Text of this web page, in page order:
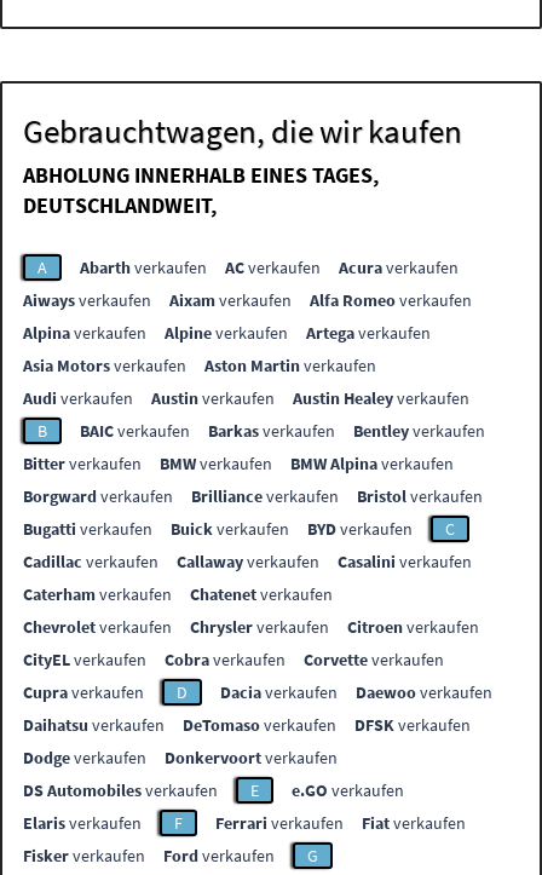
Gebrauchtwagen, die wir kaufen
ABHOLUNG INNERHALB EINES TAGES,
DEUTSCHLANDWEIT,
A Abarthverkaufen ACverkaufen Acuraverkaufen
Aiwaysverkaufen Aixamverkaufen Alfa Romeoverkaufen
Alpinaverkaufen Alpineverkaufen Artegaverkaufen
Asia Motorsverkaufen Aston Martinverkaufen
Audi verkaufen Austinverkaufen Austin Healeyverkaufen
B
BAICverkaufen Barkasverkaufen Bentleyverkaufen
Bitterverkaufen BMWverkaufen BMW Alpinaverkaufen
Borgwardverkaufen Brillianceverkaufen Bristolverkaufen
Bugatti verkaufen Buickverkaufen BYDverkaufen
C
Cadillac verkaufen Callawayverkaufen Casalini verkaufen
Caterhamverkaufen Chatenetverkaufen
Chevroletverkaufen Chryslerverkaufen Citroenverkaufen
CityELverkaufen Cobraverkaufen Corvetteverkaufen
Cupraverkaufen D Daciaverkaufen Daewooverkaufen
Daihatsu verkaufen DeTomasoverkaufen DFSKverkaufen
Dodgeverkaufen Donkervoortverkaufen
DS Automobilesverkaufen E e.GO verkaufen
Elarisverkaufen F Ferrari verkaufen Fiatverkaufen
Fiskerverkaufen Fordverkaufen
G